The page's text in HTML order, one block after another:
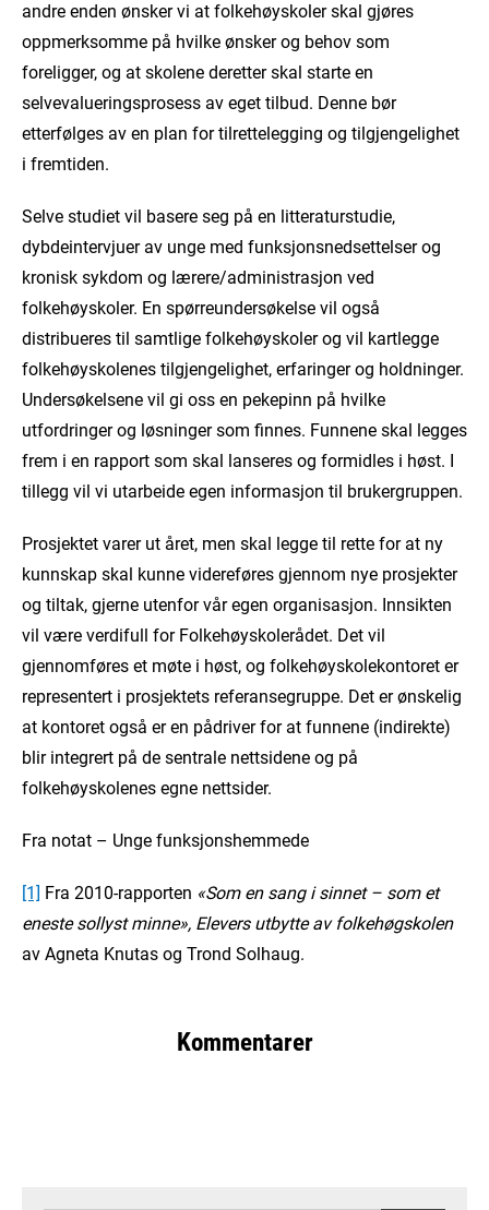
andre enden ønsker vi at folkehøyskoler skal gjøres
oppmerksomme på hvilke ønsker og behov som
foreligger, og at skolene deretter skal starte en
selvevalueringsprosess av eget tilbud. Denne bør
etterfølges av en plan for tilrettelegging og tilgjengelighet
i fremtiden.
Selve studiet vil basere seg på en litteraturstudie,
dybdeintervjuer av unge med funksjonsnedsettelser og
kronisk sykdom og lærere/administrasjon ved
folkehøyskoler. En spørreundersøkelse vil også
distribueres til samtlige folkehøyskoler og vil kartlegge
folkehøyskolenes tilgjengelighet, erfaringer og holdninger.
Undersøkelsene vil gi oss en pekepinn på hvilke
utfordringer og løsninger som finnes. Funnene skal legges
frem i en rapport som skal lanseres og formidles i høst. I
tillegg vil vi utarbeide egen informasjon til brukergruppen.
Prosjektet varer ut året, men skal legge til rette for at ny
kunnskap skal kunne videreføres gjennom nye prosjekter
og tiltak, gjerne utenfor vår egen organisasjon. Innsikten
vil være verdifull for Folkehøyskolerådet. Det vil
gjennomføres et møte i høst, og folkehøyskolekontoret er
representert i prosjektets referansegruppe. Det er ønskelig
at kontoret også er en pådriver for at funnene (indirekte)
blir integrert på de sentrale nettsidene og på
folkehøyskolenes egne nettsider.
Fra notat – Unge funksjonshemmede
[1] Fra 2010-rapporten «Som en sang i sinnet – som et
eneste sollyst minne», Elevers utbytte av folkehøgskolen
av Agneta Knutas og Trond Solhaug.
Kommentarer